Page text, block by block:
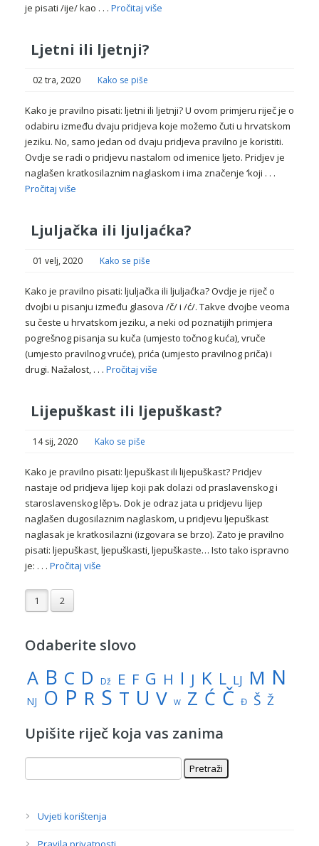
je pisati /ije/ kao . . . Pročitaj više
Ljetni ili ljetnji?
02 tra, 2020 Kako se piše
Kako je pravilno pisati: ljetni ili ljetnji? U ovom primjeru riječ je o
odabiru između dvaju pridjeva koje možemo čuti u hrvatskom
jeziku. No, samo jedan od dvaju pridjeva pravilno je koristiti.
Ovdje se radi o pridjevu nastalom od imenice ljeto. Pridjev je
naglašen kratkosilaznim naglaskom i ima značenje ‘koji . . .
Pročitaj više
Ljuljačka ili ljuljaćka?
01 velj, 2020 Kako se piše
Kako je pravilno pisati: ljuljačka ili ljuljaćka? Ovdje je riječ o
dvojbi u pisanju između glasova /č/ i /ć/. Takve dvojbe veoma
su česte u hrvatskom jeziku, a neki od poznatijih primjera
pogrešnog pisanja su kuča (umjesto točnog kuća), vruče
(umjesto pravilnog vruće), prića (umjesto pravilnog priča) i
drugi. Nažalost, . . . Pročitaj više
Lijepuškast ili ljepuškast?
14 sij, 2020 Kako se piše
Kako je pravilno pisati: ljepuškast ili lijepuškast? Pridjev
nastaje od pridjeva lijep koji pak dolazi od praslavenskog i
staroslavenskog lěpъ. Dok je odraz jata u pridjevu lijep
naglašen dugosilaznim naglaskom, u pridjevu ljepuškast
naglasak je kratkosilazni (izgovara se brzo). Zato je pravilno
pisati: ljepuškast, ljepuškasti, ljepuškaste… Isto tako ispravno
je: . . . Pročitaj više
1 2
Odaberite slovo
A B C D Dž E F G H I J K L LJ M N
NJ O P R S T U V W Z Ć Č Đ Š Ž
Upišite riječ koja vas zanima
Uvjeti korištenja